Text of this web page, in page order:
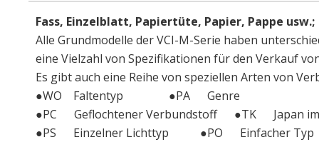
Fass, Einzelblatt, Papiertüte, Papier, Pappe
Alle Grundmodelle der VCI-M-Serie haben
eine Vielzahl von Spezifikationen für den Verkauf
Es gibt auch eine Reihe von speziellen Arten von
●WO Faltentyp ●PA Genre
●PC Geflochtener Verbundstoff ●TK Japan
●PS Einzelner Lichttyp ●PO Einfacher Typ